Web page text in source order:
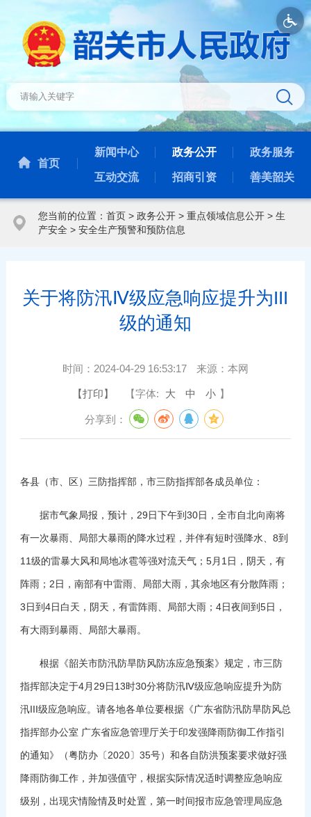
首页
新闻中心 政务公开 政务服务
互动交流 招商引资 善美韶关
您当前的位置： 首页> 政务公开> 重点领域信息公开> 生
产安全 > 安全生产预警和预防信息
关于将防汛Ⅳ级应急响应提升为III
级的通知
时间： 2024-04-29 16:53:17 来源： 本网
【打印】 【字体: 大 中 小 】
分享到：
各县（市、区）三防指挥部，市三防指挥部各成员单位：
据市气象局报，预计，29日下午到30日，全市自北向南将
有一次暴雨、局部大暴雨的降水过程，并伴有短时强降水、8到
11级的雷暴大风和局地冰雹等强对流天气；5月1日，阴天，有
阵雨；2日，南部有中雷雨、局部大雨，其余地区有分散阵雨；
3日到4日白天，阴天，有雷阵雨、局部大雨；4日夜间到5日，
有大雨到暴雨、局部大暴雨。
根据《韶关市防汛防旱防风防冻应急预案》规定，市三防
指挥部决定于4月29日13时30分将防汛Ⅳ级应急响应提升为防
汛III级应急响应。请各地各单位要根据《广东省防汛防旱防风总
指挥部办公室 广东省应急管理厅关于印发强降雨防御工作指引
的通知》（粤防办〔2020〕35号）和各自防洪预案要求做好强
降雨防御工作，并加强值守，根据实际情况适时调整应急响应
级别，出现灾情险情及时处置，第一时间报市应急管理局应急